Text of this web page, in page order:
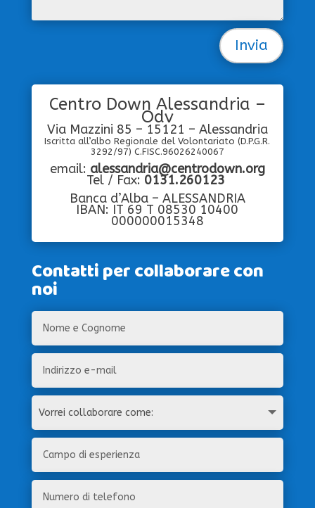
Invia
Centro Down Alessandria –
Odv
Via Mazzini 85 – 15121 – Alessandria
Iscritta all’albo Regionale del Volontariato(D.P.G.R.
3292/97) C.FISC.96026240067
email: alessandria@centrodown.org
Tel / Fax: 0131.260123
Banca d’Alba – ALESSANDRIA
IBAN: IT 69 T 08530 10400
000000015348
Contatti per collaborare con
noi